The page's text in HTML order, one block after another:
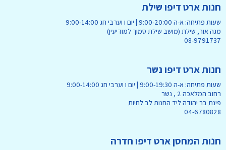
חדש מבחר ג'לי פלייט GELLI PLATE במחירי היכרות
חנות ארט דיפו שילת
שעות פתיחה: א-ה 9:00-20:00 | יום ו וערבי חג 9:00-14:00
מגה אור, שילת (מושב שילת סמוך למודיעין)
08-9791737
חנות ארט דיפו נשר
שעות פתיחה: א-ה 9:00-19:30 | יום ו וערבי חג 9:00-14:00
רחוב המלאכה 2 , נשר
פינת בר יהודה ליד החנות לב לחיות
04-6780828
חנות המחסן ארט דיפו חדרה